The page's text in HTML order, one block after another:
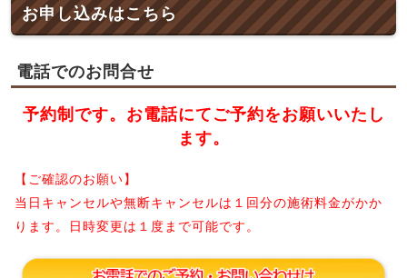
お申し込みはこちら
電話でのお問合せ
予約制です。お電話にてご予約をお願いいたし
ます。
【ご確認のお願い】
当日キャンセルや無断キャンセルは１回分の施術料金がかか
ります。日時変更は１度まで可能です。